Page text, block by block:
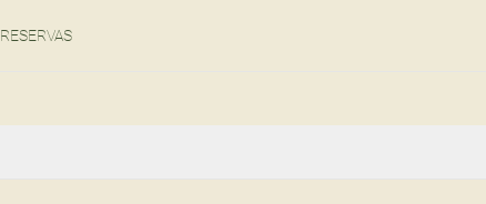
RESERVAS